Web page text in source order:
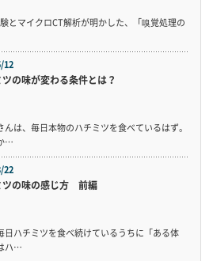
とマイクロCT解析が明かした、「嗅覚処理の
12
の味が変わる条件とは？
は、毎日本物のハチミツを食べているはず。
…
22
ツの味の感じ方 前編
ハチミツを食べ続けているうちに「ある体
ハ…